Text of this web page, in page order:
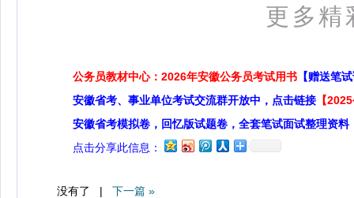
更多精
公务员教材中心：2026年安徽公务员考试用书 【赠送笔
安徽省考、事业单位考试交流群开放中，点击链接 【
安徽省考模拟卷，回忆版试题卷，全套笔试面试整理资料
点击分享此信息：
没有了 | 下一篇 »